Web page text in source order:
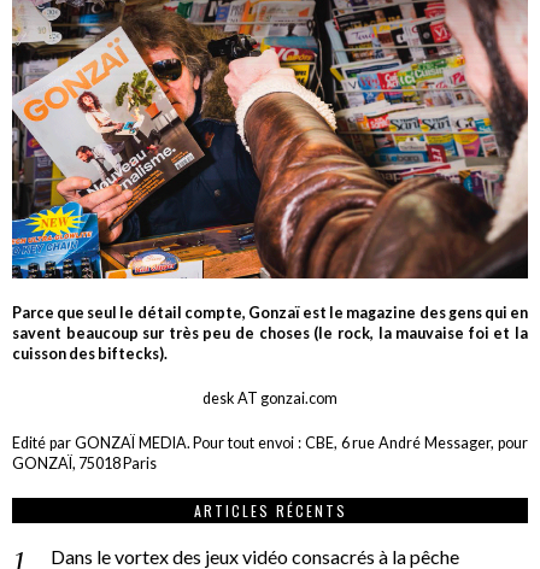
Parce que seul le détail compte, Gonzaï est le magazine des gens qui en
savent beaucoup sur très peu de choses (le rock, la mauvaise foi et la
cuisson des biftecks).
desk AT gonzai.com
Edité par GONZAÏ MEDIA. Pour tout envoi : CBE, 6 rue André Messager, pour
GONZAÏ, 75018 Paris
ARTICLES RÉCENTS
Dans le vortex des jeux vidéo consacrés à la pêche